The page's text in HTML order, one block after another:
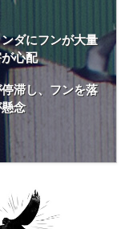
ダにフンが大量
心配
滞し、フンを落
念